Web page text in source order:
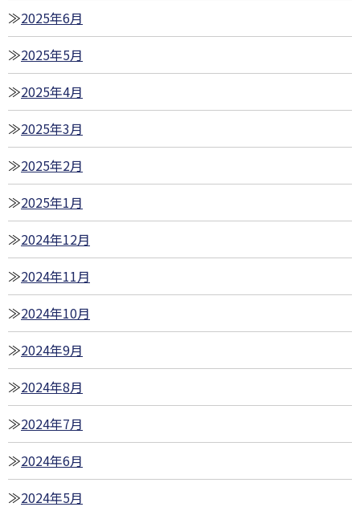
2025年6月
2025年5月
2025年4月
2025年3月
2025年2月
2025年1月
2024年12月
2024年11月
2024年10月
2024年9月
2024年8月
2024年7月
2024年6月
2024年5月